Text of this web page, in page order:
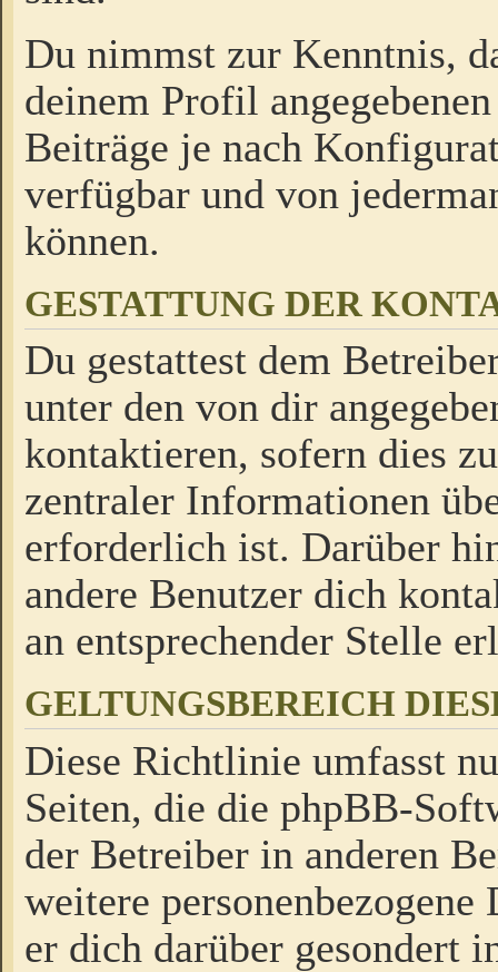
Du nimmst zur Kenntnis,
deinem Profil
Beiträge je nach
verfügbar und von
können.
GESTATTUNG DER
Du gestattest dem
unter den von dir
kontaktieren, sofern dies
zentraler Informationen
erforderlich ist. Darüber
andere Benutzer dich
an entsprechender Stelle
GELTUNGSBEREICH
Diese Richtlinie umfasst
Seiten, die die phpBB-
der Betreiber in anderen
weitere
er dich darüber gesondert